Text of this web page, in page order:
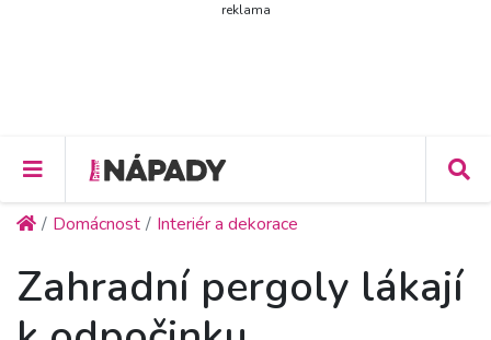
reklama
Domácnost Interiér a dekorace
Zahradní pergoly lákají